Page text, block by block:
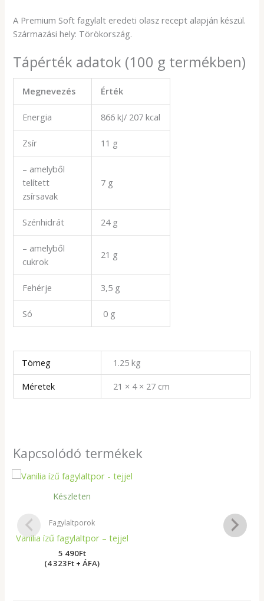
A Premium Soft fagylalt eredeti olasz recept alapján készül.
Származási hely: Törökország.
Tápérték adatok (100 g termékben)
Megnevezés Érték
Energia 866 kJ/ 207 kcal
Zsír 11 g
– amelyből
telített
zsírsavak
7 g
Szénhidrát 24 g
– amelyből
cukrok
21 g
Fehérje 3,5 g
Só 0 g
Tömeg
1.25 kg
Méretek
21 × 4 × 27 cm
Kapcsolódó termékek
Készleten
Fagylaltporok
Vanilia ízű fagylaltpor – tejjel
5 490Ft
(4 323Ft + ÁFA)